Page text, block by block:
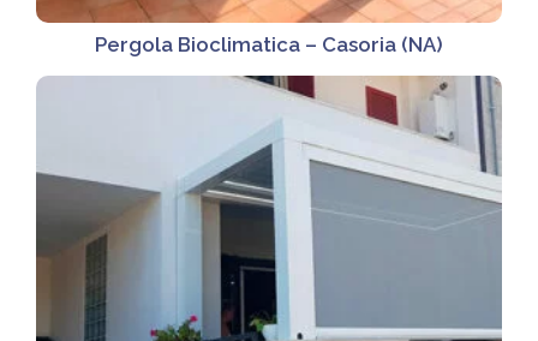
Pergola Bioclimatica – Casoria (NA)